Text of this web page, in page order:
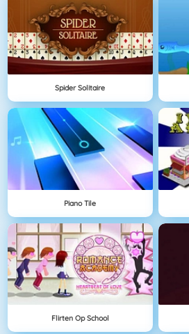
Spider Solitaire
Piano Tile
Flirten Op School